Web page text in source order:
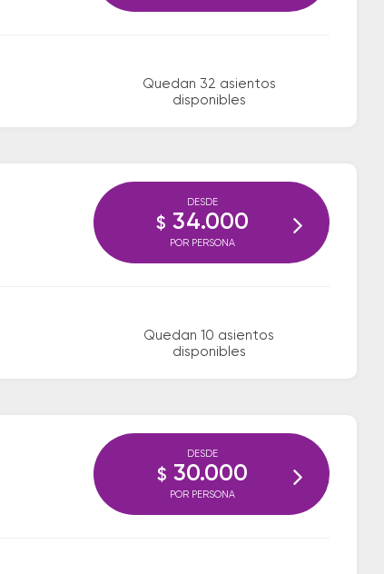
Quedan 32 asientos
disponibles
Quedan 10 asientos
disponibles
DESDE
$ 34.000
POR PERSONA
DESDE
$ 30.000
POR PERSONA